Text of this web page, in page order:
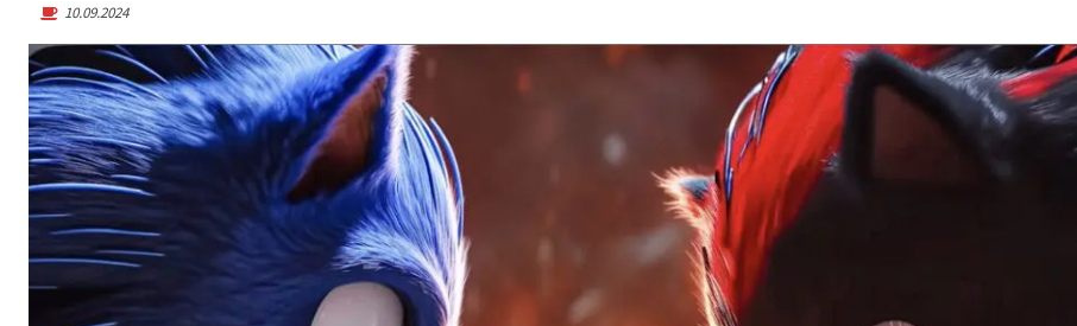
10.09.2024